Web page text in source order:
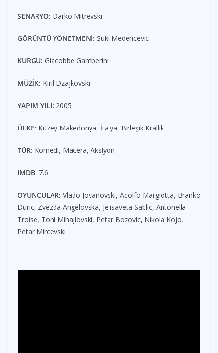
SENARYO: Darko Mitrevski
GÖRÜNTÜ YÖNETMENİ: Suki Medencevic
KURGU: Giacobbe Gamberini
MÜZİK: Kiril Dzajkovski
YAPIM YILI: 2005
ÜLKE: Kuzey Makedonya, İtalya, Birleşik Krallık
TÜR: Komedi, Macera, Aksiyon
IMDB: 7.6
OYUNCULAR: Vlado Jovanovski, Adolfo Margiotta, Branko
Duric, Zvezda Angelovska, Jelisaveta Sablic, Antonella
Troise, Toni Mihajlovski, Petar Bozovic, Nikola Kojo,
Petar Mircevski